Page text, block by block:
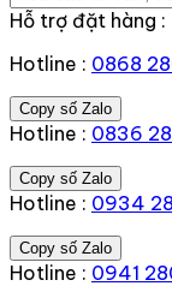
Hỗ trợ đặt hàng :
Hotline : 0868
Copy số Zalo
Hotline : 0836
Copy số Zalo
Hotline : 0934
Copy số Zalo
Hotline : 0941